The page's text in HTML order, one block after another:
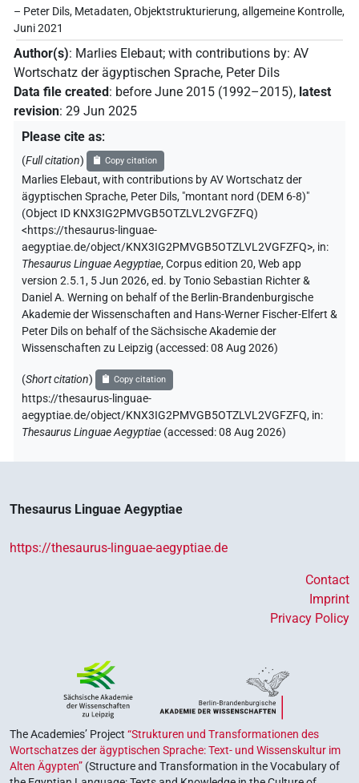
– Peter Dils, Metadaten, Objektstrukturierung, allgemeine Kontrolle,
Juni 2021
Author(s): Marlies Elebaut; with contributions by: AV
Wortschatz der ägyptischen Sprache, Peter Dils
Data file created: before June 2015 (1992–2015), latest
revision: 29 Jun 2025
Please cite as:
(Full citation) Copy citation
Marlies Elebaut,with contributions byAV Wortschatz der
ägyptischen Sprache, Peter Dils, "montant nord (DEM 6-8)"
(Object ID KNX3IG2PMVGB5OTZLVL2VGFZFQ)
<https://thesaurus-linguae-
aegyptiae.de/object/KNX3IG2PMVGB5OTZLVL2VGFZFQ>, in:
Thesaurus Linguae Aegyptiae,Corpus edition 20, Web app
version 2.5.1, 5 Jun 2026, ed. by Tonio Sebastian Richter &
Daniel A. Werning on behalf of the Berlin-Brandenburgische
Akademie der Wissenschaften and Hans-Werner Fischer-Elfert &
Peter Dils on behalf of the Sächsische Akademie der
Wissenschaften zu Leipzig (accessed:08 Aug 2026)
(Short citation) Copy citation
https://thesaurus-linguae-
aegyptiae.de/object/KNX3IG2PMVGB5OTZLVL2VGFZFQ, in:
Thesaurus Linguae Aegyptiae (accessed:08 Aug 2026)
Thesaurus Linguae Aegyptiae
https://thesaurus-linguae-aegyptiae.de
Contact
Imprint
Privacy Policy
The Academies’ Project “Strukturen und Transformationen des
Wortschatzes der ägyptischen Sprache: Text- und Wissenskultur im
Alten Ägypten” (Structure and Transformation in the Vocabulary of